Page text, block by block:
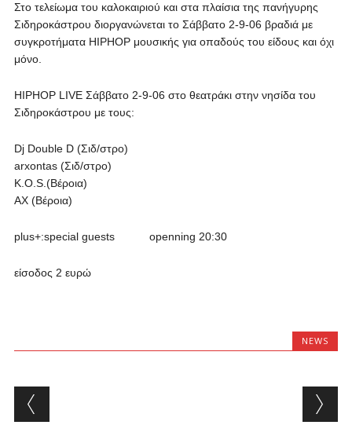
Στο τελείωμα του καλοκαιριού και στα πλαίσια της πανήγυρης
Σιδηροκάστρου διοργανώνεται το Σάββατο 2-9-06 βραδιά με
συγκροτήματα HIPHOP μουσικής για οπαδούς του είδους και όχι
μόνο.
HIPHOP LIVE Σάββατο 2-9-06 στο θεατράκι στην νησίδα του
Σιδηροκάστρου με τους:
Dj Double D (Σιδ/στρο)
arxontas (Σιδ/στρο)
K.O.S.(Βέροια)
AX (Βέροια)
plus+:special guests openning 20:30
είσοδος 2 ευρώ
NEWS
Post navigation